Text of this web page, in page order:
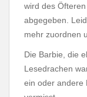
wird des
abgegeben.
mehr zuordnen
Die Barbie, die
Lesedrachen
ein oder andere